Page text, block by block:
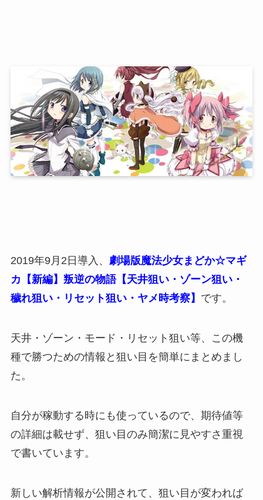
2019年9月2日導入、 劇場版魔法少女まどか☆マギ
カ【新編】叛逆の物語【天井狙い・ゾーン狙い・
穢れ狙い・リセット狙い・ヤメ時考察】 です。
天井・ゾーン・モード・リセット狙い等、この機
種で勝つための情報と狙い目を簡単にまとめまし
た。
自分が稼動する時にも使っているので、期待値等
の詳細は載せず、狙い目のみ簡潔に見やすさ重視
で書いています。
新しい解析情報が公開されて、狙い目が変われば